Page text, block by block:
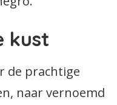
kust
de prachtige
naar vernoemd